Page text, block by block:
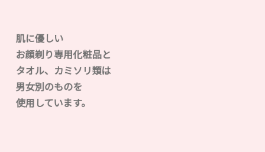
肌に優しい
お顔剃り専用化粧品と
タオル、カミソリ類は
男女別のものを
使用しています。